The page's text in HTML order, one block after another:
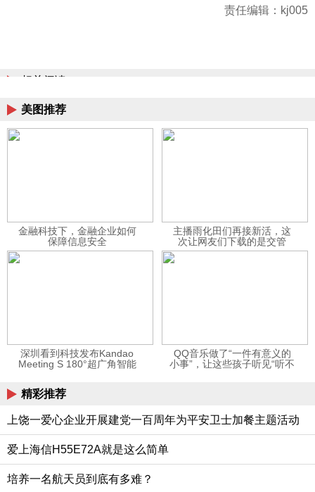
责任编辑：kj005
相关阅读
美图推荐
金融科技下，金融企业如何
保障信息安全
主播雨化田们再接新活，这
次让网友们下载的是交管
12123APP
深圳看到科技发布Kandao
Meeting S 180°超广角智能
QQ音乐做了“一件有意义的
小事”，让这些孩子听见“听不
精彩推荐
上饶一爱心企业开展建党一百周年为平安卫士加餐主题活动
爱上海信H55E72A就是这么简单
培养一名航天员到底有多难？